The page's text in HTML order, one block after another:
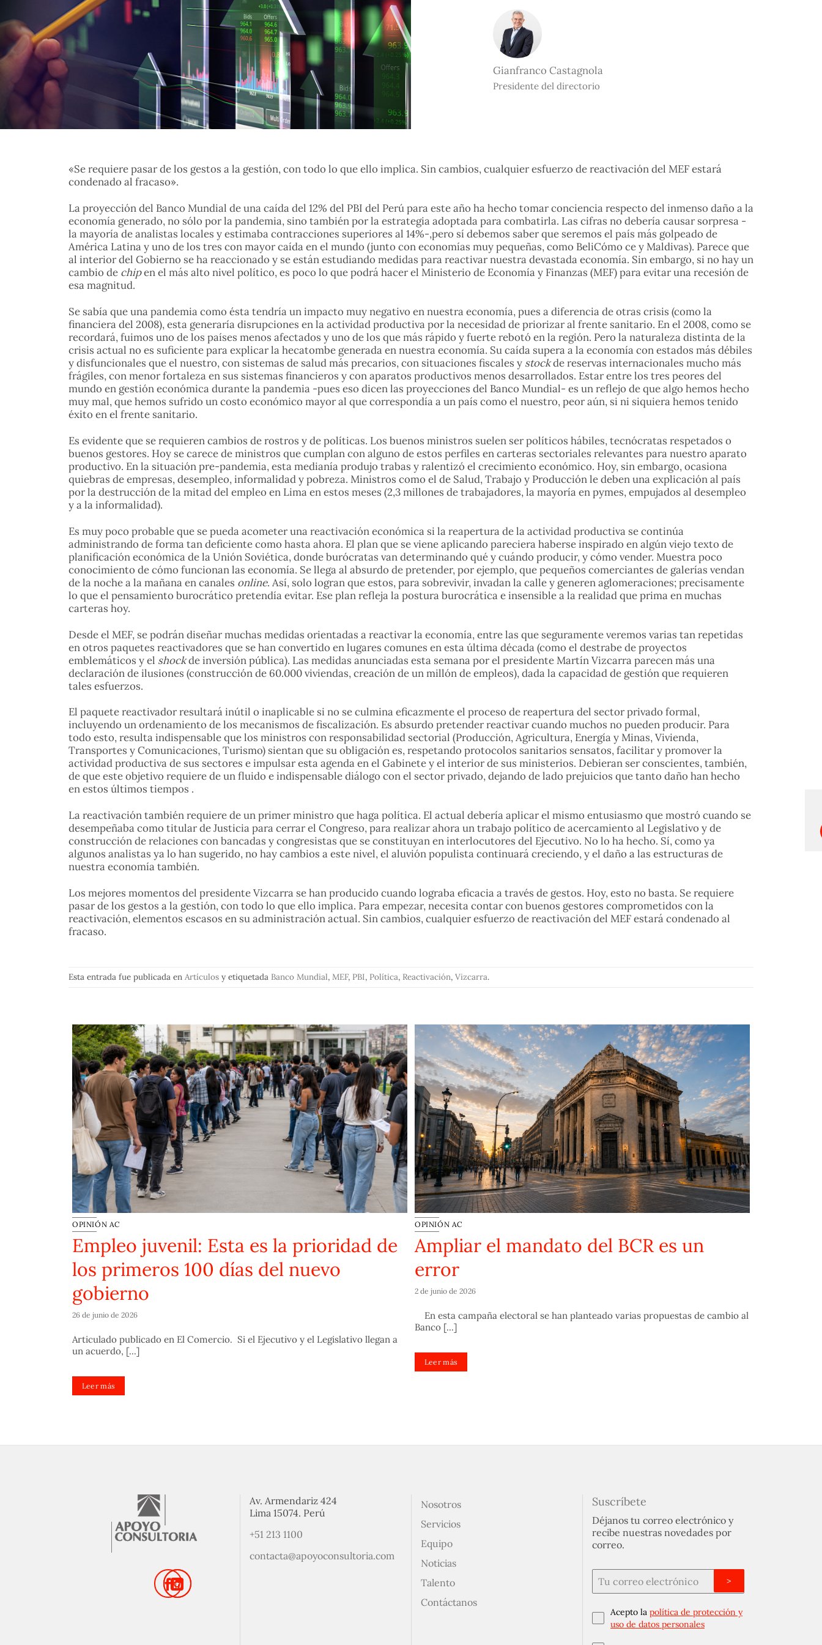
Gianfranco Castagnola
Presidente del directorio
«Se requiere pasar de los gestos a la gestión, con todo lo que ello implica. Sin cambios, cualquier esfuerzo de reactivación del MEF estará
condenado al fracaso».
La proyección del Banco Mundial de una caída del 12% del PBI del Perú para este año ha hecho tomar conciencia respecto del inmenso daño a la
economía generado, no sólo por la pandemia, sino también por la estrategia adoptada para combatirla. Las cifras no debería causar sorpresa -
la mayoría de analistas locales y estimaba contracciones superiores al 14%-,pero sí debemos saber que seremos el país más golpeado de
América Latina y uno de los tres con mayor caída en el mundo (junto con economías muy pequeñas, como BeliCómo ce y Maldivas). Parece que
al interior del Gobierno se ha reaccionado y se están estudiando medidas para reactivar nuestra devastada economía. Sin embargo, si no hay un
cambio de chipen el más alto nivel político, es poco lo que podrá hacer el Ministerio de Economía y Finanzas (MEF) para evitar una recesión de
esa magnitud.
Se sabía que una pandemia como ésta tendría un impacto muy negativo en nuestra economía, pues a diferencia de otras crisis (como la
financiera del 2008), esta generaría disrupciones en la actividad productiva por la necesidad de priorizar al frente sanitario. En el 2008, como se
recordará, fuimos uno de los países menos afectados y uno de los que más rápido y fuerte rebotó en la región. Pero la naturaleza distinta de la
crisis actual no es suficiente para explicar la hecatombe generada en nuestra economía. Su caída supera a la economía con estados más débiles
y disfuncionales que el nuestro, con sistemas de salud más precarios, con situaciones fiscales y stockde reservas internacionales mucho más
frágiles, con menor fortaleza en sus sistemas financieros y con aparatos productivos menos desarrollados. Estar entre los tres peores del
mundo en gestión económica durante la pandemia -pues eso dicen las proyecciones del Banco Mundial- es un reflejo de que algo hemos hecho
muy mal, que hemos sufrido un costo económico mayor al que correspondía a un país como el nuestro, peor aún, si ni siquiera hemos tenido
éxito en el frente sanitario.
Es evidente que se requieren cambios de rostros y de políticas. Los buenos ministros suelen ser políticos hábiles, tecnócratas respetados o
buenos gestores. Hoy se carece de ministros que cumplan con alguno de estos perfiles en carteras sectoriales relevantes para nuestro aparato
productivo. En la situación pre-pandemia, esta medianía produjo trabas y ralentizó el crecimiento económico. Hoy, sin embargo, ocasiona
quiebras de empresas, desempleo, informalidad y pobreza. Ministros como el de Salud, Trabajo y Producción le deben una explicación al país
por la destrucción de la mitad del empleo en Lima en estos meses (2,3 millones de trabajadores, la mayoría en pymes, empujados al desempleo
y a la informalidad).
Es muy poco probable que se pueda acometer una reactivación económica si la reapertura de la actividad productiva se continúa
administrando de forma tan deficiente como hasta ahora. El plan que se viene aplicando pareciera haberse inspirado en algún viejo texto de
planificación económica de la Unión Soviética, donde burócratas van determinando qué y cuándo producir, y cómo vender. Muestra poco
conocimiento de cómo funcionan las economía. Se llega al absurdo de pretender, por ejemplo, que pequeños comerciantes de galerías vendan
de la noche a la mañana en canales online. Así, solo logran que estos, para sobrevivir, invadan la calle y generen aglomeraciones; precisamente
lo que el pensamiento burocrático pretendía evitar. Ese plan refleja la postura burocrática e insensible a la realidad que prima en muchas
carteras hoy.
Desde el MEF, se podrán diseñar muchas medidas orientadas a reactivar la economía, entre las que seguramente veremos varias tan repetidas
en otros paquetes reactivadores que se han convertido en lugares comunes en esta última década (como el destrabe de proyectos
emblemáticos y el shockde inversión pública). Las medidas anunciadas esta semana por el presidente Martín Vizcarra parecen más una
declaración de ilusiones (construcción de 60.000 viviendas, creación de un millón de empleos), dada la capacidad de gestión que requieren
tales esfuerzos.
El paquete reactivador resultará inútil o inaplicable si no se culmina eficazmente el proceso de reapertura del sector privado formal,
incluyendo un ordenamiento de los mecanismos de fiscalización. Es absurdo pretender reactivar cuando muchos no pueden producir. Para
todo esto, resulta indispensable que los ministros con responsabilidad sectorial (Producción, Agricultura, Energía y Minas, Vivienda,
Transportes y Comunicaciones, Turismo) sientan que su obligación es, respetando protocolos sanitarios sensatos, facilitar y promover la
actividad productiva de sus sectores e impulsar esta agenda en el Gabinete y el interior de sus ministerios. Debieran ser conscientes, también,
de que este objetivo requiere de un fluido e indispensable diálogo con el sector privado, dejando de lado prejuicios que tanto daño han hecho
en estos últimos tiempos .
La reactivación también requiere de un primer ministro que haga política. El actual debería aplicar el mismo entusiasmo que mostró cuando se
desempeñaba como titular de Justicia para cerrar el Congreso, para realizar ahora un trabajo político de acercamiento al Legislativo y de
construcción de relaciones con bancadas y congresistas que se constituyan en interlocutores del Ejecutivo. No lo ha hecho. Sí, como ya
algunos analistas ya lo han sugerido, no hay cambios a este nivel, el aluvión populista continuará creciendo, y el daño a las estructuras de
nuestra economía también.
Los mejores momentos del presidente Vizcarra se han producido cuando lograba eficacia a través de gestos. Hoy, esto no basta. Se requiere
pasar de los gestos a la gestión, con todo lo que ello implica. Para empezar, necesita contar con buenos gestores comprometidos con la
reactivación, elementos escasos en su administración actual. Sin cambios, cualquier esfuerzo de reactivación del MEF estará condenado al
fracaso.
Esta entrada fue publicada en Artículos y etiquetada Banco Mundial, MEF, PBI, Política, Reactivación, Vizcarra.
OPINIÓN AC
Empleo juvenil: Esta es la prioridad de
los primeros 100 días del nuevo
gobierno
26 de junio de 2026
Articulado publicado en El Comercio. Si el Ejecutivo y el Legislativo llegan a
un acuerdo, [...]
Leer más
OPINIÓN AC
Ampliar el mandato del BCR es un
error
2 de junio de 2026
En esta campaña electoral se han planteado varias propuestas de cambio al
Banco [...]
Leer más
Av. Armendariz 424
Lima 15074. Perú
+51 213 1100
contacta@apoyoconsultoria.com
Nosotros
Servicios
Equipo
Noticias
Talento
Contáctanos
Suscríbete
Déjanos tu correo electrónico y
recibe nuestras novedades por
correo.
Acepto la política de protección y
uso de datos personales
>